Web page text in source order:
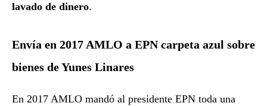
lavado de dinero.
Envía en 2017 AMLO a EPN carpeta azul sobre
bienes de Yunes Linares
En 2017 AMLO mandó al presidente EPN toda una